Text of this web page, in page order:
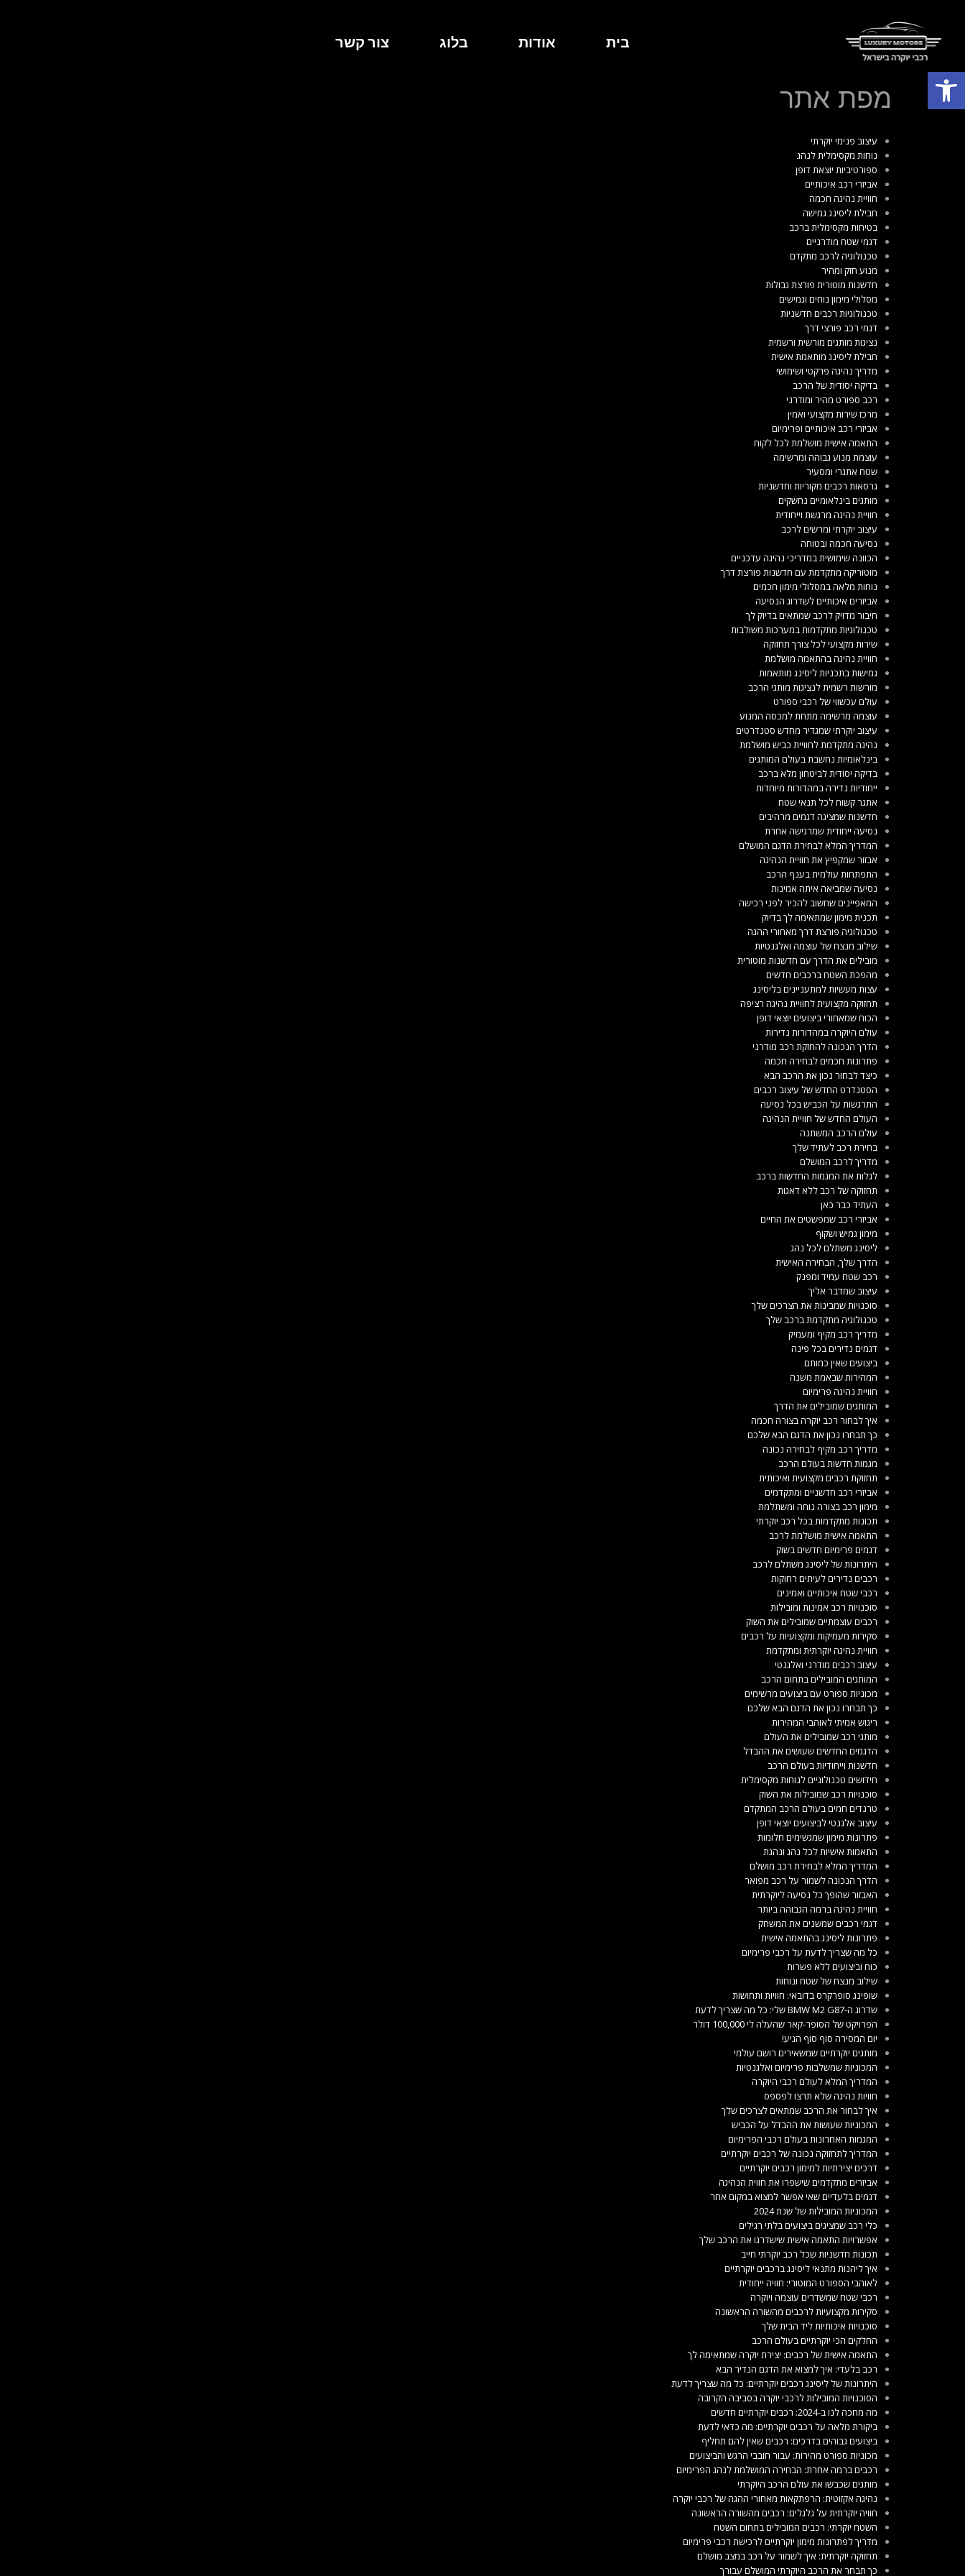
בית אודות בלוג צור קשר
מפת אתר
עיצוב פנימי יוקרתי
נוחות מקסימלית לנהג
ספורטיביות יוצאת דופן
אביזרי רכב איכותיים
חוויית נהיגה חכמה
חבילת ליסינג גמישה
בטיחות מקסימלית ברכב
דגמי שטח מודרניים
טכנולוגיה לרכב מתקדם
מנוע חזק ומהיר
חדשנות מוטורית פורצת גבולות
מסלולי מימון נוחים וגמישים
טכנולוגיות רכבים חדשניות
דגמי רכב פורצי דרך
נציגות מותגים מורשית ורשמית
חבילת ליסינג מותאמת אישית
מדריך נהיגה פרקטי ושימושי
בדיקה יסודית של הרכב
רכב ספורט מהיר ומודרני
מרכז שירות מקצועי ואמין
אביזרי רכב איכותיים ופרימיום
התאמה אישית מושלמת לכל לקוח
עוצמת מנוע גבוהה ומרשימה
שטח אתגרי ומסעיר
גרסאות רכבים מקוריות וחדשניות
מותגים בינלאומיים נחשקים
חוויית נהיגה מרגשת וייחודית
עיצוב יוקרתי ומרשים לרכב
נסיעה חכמה ובטוחה
הכוונה שימושית במדריכי נהיגה עדכניים
מוטוריקה מתקדמת עם חדשנות פורצת דרך
נוחות מלאה במסלולי מימון חכמים
אביזרים איכותיים לשדרוג הנסיעה
חיבור מדויק לרכב שמתאים בדיוק לך
טכנולוגיות מתקדמות במערכות משולבות
שירות מקצועי לכל צורך תחזוקה
חוויית נהיגה בהתאמה מושלמת
גמישות בתכניות ליסינג מותאמות
מורשות רשמית לנציגות מותגי הרכב
עולם עכשווי של רכבי ספורט
עוצמה מרשימה מתחת למכסה המנוע
עיצוב יוקרתי שמגדיר מחדש סטנדרטים
נהיגה מתקדמת לחוויית כביש מושלמת
בינלאומיות נחשבת בעולם המותגים
בדיקה יסודית לביטחון מלא ברכב
ייחודיות נדירה במהדורות מיוחדות
אתגר קשוח לכל תנאי שטח
חדשנות שמציגה דגמים מרהיבים
נסיעה ייחודית שמרגישה אחרת
המדריך המלא לבחירת הדגם המושלם
אבזור שמקפיץ את חוויית הנהיגה
התפתחות עולמית בענף הרכב
נסיעה שמביאה איתה אמינות
המאפיינים שחשוב להכיר לפני רכישה
תכנית מימון שמתאימה לך בדיוק
טכנולוגיה פורצת דרך מאחורי ההגה
שילוב מנצח של עוצמה ואלגנטיות
מובילים את הדרך עם חדשנות מוטורית
מהפכת השטח ברכבים חדשים
עצות מעשיות למתעניינים בליסינג
תחזוקה מקצועית לחוויית נהיגה רציפה
הכוח שמאחורי ביצועים יוצאי דופן
עולם היוקרה במהדורות נדירות
הדרך הנכונה להחזקת רכב מודרני
פתרונות חכמים לבחירה חכמה
כיצד לבחור נכון את הרכב הבא
הסטנדרט החדש של עיצוב רכבים
התרגשות על הכביש בכל נסיעה
העולם החדש של חוויית הנהיגה
עולם הרכב המשתנה
בחירת רכב לעתיד שלך
מדריך לרכב המושלם
לגלות את המגמות החדשות ברכב
תחזוקה של רכב ללא דאגות
העתיד כבר כאן
אביזרי רכב שמפשטים את החיים
מימון גמיש ושקוף
ליסינג משתלם לכל נהג
הדרך שלך, הבחירה האישית
רכב שטח עמיד ומפנק
עיצוב שמדבר אליך
סוכנויות שמבינות את הצרכים שלך
טכנולוגיה מתקדמת ברכב שלך
מדריך רכב מקיף ומעמיק
דגמים נדירים בכל פינה
ביצועים שאין כמותם
המהירות שבאמת משנה
חוויית נהיגה פרימיום
המותגים שמובילים את הדרך
איך לבחור רכב יוקרה בצורה חכמה
כך תבחרו נכון את הדגם הבא שלכם
מדריך רכב מקיף לבחירה נכונה
מגמות חדשות בעולם הרכב
תחזוקת רכבים מקצועית ואיכותית
אביזרי רכב חדשניים ומתקדמים
מימון רכב בצורה נוחה ומשתלמת
תכונות מתקדמות בכל רכב יוקרתי
התאמה אישית מושלמת לרכב
דגמים פרימיום חדשים בשוק
היתרונות של ליסינג משתלם לרכב
רכבים נדירים לעיתים רחוקות
רכבי שטח איכותיים ואמינים
סוכנויות רכב אמינות ומובילות
רכבים עוצמתיים שמובילים את השוק
סקירות מעמיקות ומקצועיות על רכבים
חוויית נהיגה יוקרתית ומתקדמת
עיצוב רכבים מודרני ואלגנטי
המותגים המובילים בתחום הרכב
מכוניות ספורט עם ביצועים מרשימים
כך תבחרו נכון את הדגם הבא שלכם
ריגוש אמיתי לאוהבי המהירות
מותגי רכב שמובילים את העולם
הדגמים החדשים שעושים את ההבדל
חדשנות וייחודיות בעולם הרכב
חידושים טכנולוגיים לנוחות מקסימלית
סוכנויות רכב שמובילות את השוק
טרנדים חמים בעולם הרכב המתקדם
עיצוב אלגנטי לביצועים יוצאי דופן
פתרונות מימון שמגשימים חלומות
התאמות אישיות לכל נהג ונהגת
המדריך המלא לבחירת רכב מושלם
הדרך הנכונה לשמור על רכב מפואר
האבזור שהופך כל נסיעה ליוקרתית
חוויית נהיגה ברמה הגבוהה ביותר
דגמי רכבים שמשנים את המשחק
פתרונות ליסינג בהתאמה אישית
כל מה שצריך לדעת על רכבי פרימיום
כוח וביצועים ללא פשרות
שילוב מנצח של שטח ונוחות
שופינג סופרקרס בדובאי: חוויות ותחושות
שדרוג ה-BMW M2 G87 שלי: כל מה שצריך לדעת
הפרויקט של הסופר-קאר שהעלה לי 100,000 דולר
יום המסירה סוף סוף הגיע!
מותגים יוקרתיים שמשאירים רושם עולמי
המכוניות שמשלבות פרימיום ואלגנטיות
המדריך המלא לעולם רכבי היוקרה
חוויות נהיגה שלא תרצו לפספס
איך לבחור את הרכב שמתאים לצרכים שלך
המכוניות שעושות את ההבדל על הכביש
המגמות האחרונות בעולם רכבי הפרימיום
המדריך לתחזוקה נכונה של רכבים יוקרתיים
דרכים יצירתיות למימון רכבים יוקרתיים
אביזרים מתקדמים שישפרו את חווית הנהיגה
דגמים בלעדיים שאי אפשר למצוא במקום אחר
המכוניות המובילות של שנת 2024
כלי רכב שמציגים ביצועים בלתי רגילים
אפשרויות התאמה אישית שישדרגו את הרכב שלך
תכונות חדשניות שכל רכב יוקרתי חייב
איך ליהנות מתנאי ליסינג ברכבים יוקרתיים
לאוהבי הספורט המוטורי: חוויה ייחודית
רכבי שטח שמשדרים עוצמה ויוקרה
סקירות מקצועיות לרכבים מהשורה הראשונה
סוכנויות איכותיות ליד הבית שלך
החלקים הכי יוקרתיים בעולם הרכב
התאמה אישית של רכבים: יצירת יוקרה שמתאימה לך
רכב בלעדי: איך למצוא את הדגם הנדיר הבא
היתרונות של ליסינג רכבים יוקרתיים: כל מה שצריך לדעת
הסוכנויות המובילות לרכבי יוקרה בסביבה הקרובה
מה מחכה לנו ב-2024: רכבים יוקרתיים חדשים
ביקורת מלאה על רכבים יוקרתיים: מה כדאי לדעת
ביצועים גבוהים בדרכים: רכבים שאין להם תחליף
מכוניות ספורט מהירות: עבור חובבי הרגש והביצועים
רכבים ברמה אחרת: הבחירה המושלמת לנהג הפרימיום
מותגים שכבשו את עולם הרכב היוקרתי
נהיגה אקזוטית: הרפתקאות מאחורי ההגה של רכבי יוקרה
חוויה יוקרתית על גלגלים: רכבים מהשורה הראשונה
השטח יוקרתי: רכבים המובילים בתחום השטח
מדריך לפתרונות מימון יוקרתיים לרכישת רכבי פרימיום
תחזוקה יוקרתית: איך לשמור על רכב במצב מושלם
כך תבחר את הרכב היוקרתי המושלם עבורך
פתח סרגל נגישות